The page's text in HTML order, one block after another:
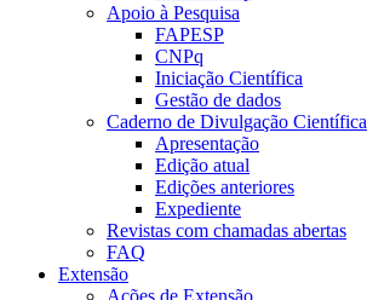
Apoio à Pesquisa
FAPESP
CNPq
Iniciação Científica
Gestão de dados
Caderno de Divulgação Científica
Apresentação
Edição atual
Edições anteriores
Expediente
Revistas com chamadas abertas
FAQ
Extensão
Ações de Extensão